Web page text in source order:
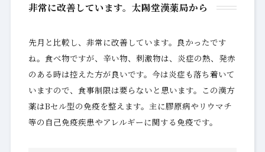
非常に改善しています。太陽堂漢薬局から
先月と比較し、非常に改善しています。良かったです
ね。食べ物ですが、辛い物、刺激物は、炎症の熱、発赤
のある時は控えた方が良いです。今は炎症も落ち着いて
いますので、食事制限は要らないと思います。この漢方
薬はBセル型の免疫を整えます。主に膠原病やリウマチ
等の自己免疫疾患やアレルギーに関する免疫です。